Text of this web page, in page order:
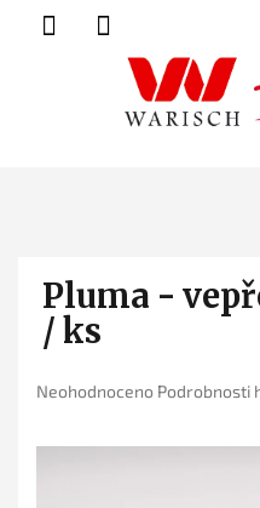
Pluma -
/ ks
Průměrné
Neohodnoceno Podrobnosti